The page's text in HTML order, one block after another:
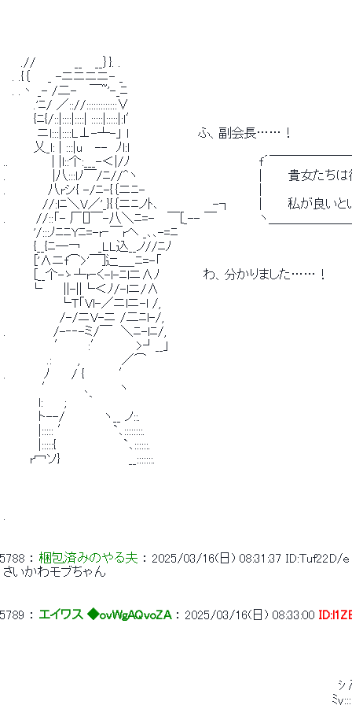
.//　　　　 __　 __｝}. .
. .{｛　　_ -ニニニニ- _
. .丶 _- /二-　 ￣~'-_ﾆ
.'ﾆ/ ／:://:::::::::::::∨
{ﾆ{/::|::::|::::| :::::|:::::|:l′
ニl:::|::::L⊥-┴-」 l　　　　　　　　ふ、副会長……！
乂_l: | :::|u　 --　ﾉl:l
..　　　　　| |l::个:___-＜|/ﾉ　　　　　　　　　　　　　 　 f´￣￣￣
.　　 　 　 |八:::lﾉ￣/ﾆ//^ヽ　　　　　　　　　　　　　　|　　　貴女たち
. 　 　 　 八rシ{ -/ﾆ-{｛ニﾆ-　　　　 　 　 　 　 　 　 |
//:lﾆ＼V／'_}{｛ニﾆノﾄ､ 　 　 　 　 -┐　　　 |　　　私が良いと
.　　 　//::「- 厂[]￣-八＼ﾆ=-　 ￣[_-- ￣　　　 　 ヽ＿＿＿＿
'/:::ﾉﾆﾆYﾆ=-r‐￣rヘ _､､-=ﾆ
{__{ﾆ─￢　　_LL込__ノ//ﾆﾉ
['∧ニf⌒>'￣]辷＿_ﾆ=-「
[__个-ゝ┴r‐く-l-ﾆlニ∧ﾉ　　　　　わ、分かりました……！
└　　 ||-||└＜ﾉ/-lニ/∧
└T「Vl-／ニlニ-l /,
/-/ニV-ニ /二ﾆl-/,
.　　　　　 /-‐‐-ミ/￣　＼ﾆ-lﾆ/,
′　　 :′　　 　 >┘__」
.:　　　, 　 　 　 ／⌒
.　 　 　 ﾉ　　 / {　　 　 ′
′　　　 ､　　　 ヽ
l:　 　;　　 ｀
ト--/　　　　 ヽ__ ノ::.
|::::: ′　　　　　`､::::::::.
|:::::{ 　 　 　 　 　 `､::::::.
r冖ソ}　　　　　 　 　__:::::::.
5788 ： 梱包済みのやる夫 ： 2025/03/16(日) 08:31:37 ID:Tuf22D/e
さいかわモブちゃん
5789 ： エイワス ◆ovWgAQvoZA ： 2025/03/16(日) 08:33:00
ｼλ　　　　　　　　　　
ﾐy:::::＼　　　　　　　　